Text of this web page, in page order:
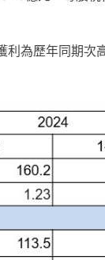
利為歷年同期次